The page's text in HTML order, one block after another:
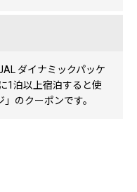
ダイナミックパッケ
1泊以上宿泊すると使
のクーポンです。